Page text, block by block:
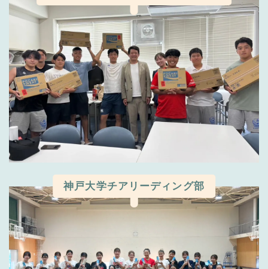
神戸大学チアリーディング部